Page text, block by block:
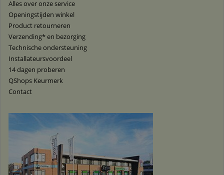
Alles over onze service
Openingstijden winkel
Product retourneren
Verzending* en bezorging
Technische ondersteuning
Installateursvoordeel
14 dagen proberen
QShops Keurmerk
Contact